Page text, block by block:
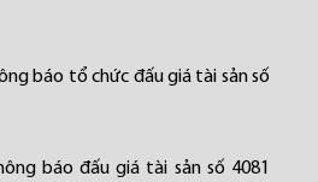
báo tổ chức đấu giá tài sản số
báo đấu giá tài sản số 4081